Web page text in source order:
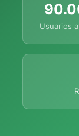
Usuarios